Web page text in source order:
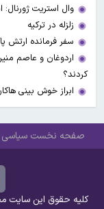
وال استریت ژورنال:
زلزله در ترکیه
سفر فرمانده ارتش
اردوغان و عاصم
کردند؟
ابراز خوش بینی
صفحه نخست سیاسی
کلیه حقوق این سایت